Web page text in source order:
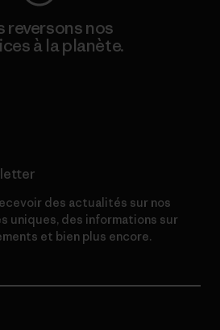
reversons nos
à la planète.
des actualités sur nos
uniques, des informations sur
et bien plus encore.